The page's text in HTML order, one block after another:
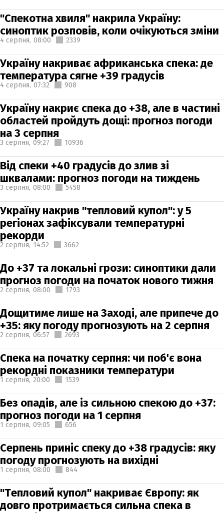
"Спекотна хвиля" накрила Україну:
синоптик розповів, коли очікуються зміни
4 серпня, 08:00 2339
Україну накриває африканська спека: де
температура сягне +39 градусів
4 серпня, 07:32 908
Україну накриє спека до +38, але в частині
областей пройдуть дощі: прогноз погоди
на 3 серпня
3 серпня, 09:27 10936
Від спеки +40 градусів до злив зі
шквалами: прогноз погоди на тиждень
3 серпня, 08:00 5458
Україну накрив "тепловий купол": у 5
регіонах зафіксували температурні
рекорди
2 серпня, 14:52 3662
До +37 та локальні грози: синоптики дали
прогноз погоди на початок нового тижня
2 серпня, 08:00 1793
Дощитиме лише на Заході, але припече до
+35: яку погоду прогнозують на 2 серпня
2 серпня, 06:57 2693
Спека на початку серпня: чи поб'є вона
рекордні показники температури
1 серпня, 20:00 1539
Без опадів, але із сильною спекою до +37:
прогноз погоди на 1 серпня
1 серпня, 09:05 656
Серпень приніс спеку до +38 градусів: яку
погоду прогнозують на вихідні
1 серпня, 08:00 844
"Тепловий купол" накриває Європу: як
довго протримається сильна спека в